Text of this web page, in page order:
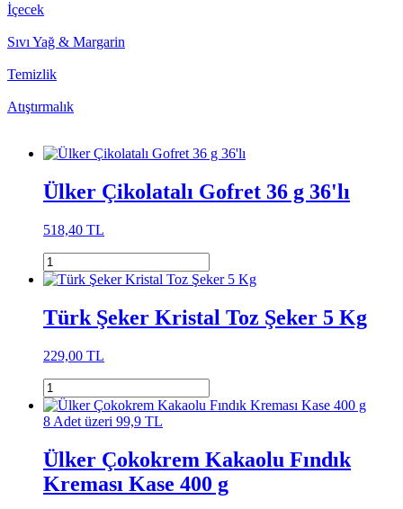
İçecek
Sıvı Yağ & Margarin
Temizlik
Atıştırmalık
Ülker Çikolatalı Gofret 36 g 36'lı
518,40 TL
Türk Şeker Kristal Toz Şeker 5 Kg
229,00 TL
8 Adet üzeri 99,9 TL
Ülker Çokokrem Kakaolu Fındık
Kreması Kase 400 g